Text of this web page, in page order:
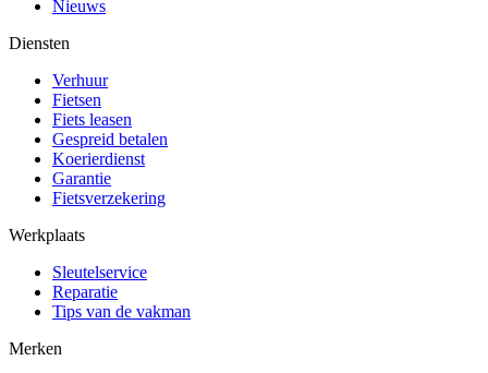
Nieuws
Diensten
Verhuur
Fietsen
Fiets leasen
Gespreid betalen
Koerierdienst
Garantie
Fietsverzekering
Werkplaats
Sleutelservice
Reparatie
Tips van de vakman
Merken